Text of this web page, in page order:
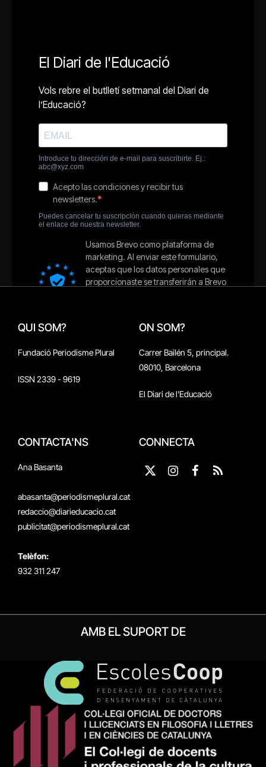
QUI SOM?
Fundació Periodisme Plural
ISSN 2339 - 9619
ON SOM?
Carrer Bailén 5, principal.
08010, Barcelona
El Diari de l'Educació
CONTACTA'NS
Ana Basanta
abasanta@periodismeplural.cat
redaccio@diarieducacio.cat
publicitat@periodismeplural.cat
Telèfon:
932 311 247
CONNECTA
X
Instagram
Facebook
RSS
AMB EL SUPORT DE